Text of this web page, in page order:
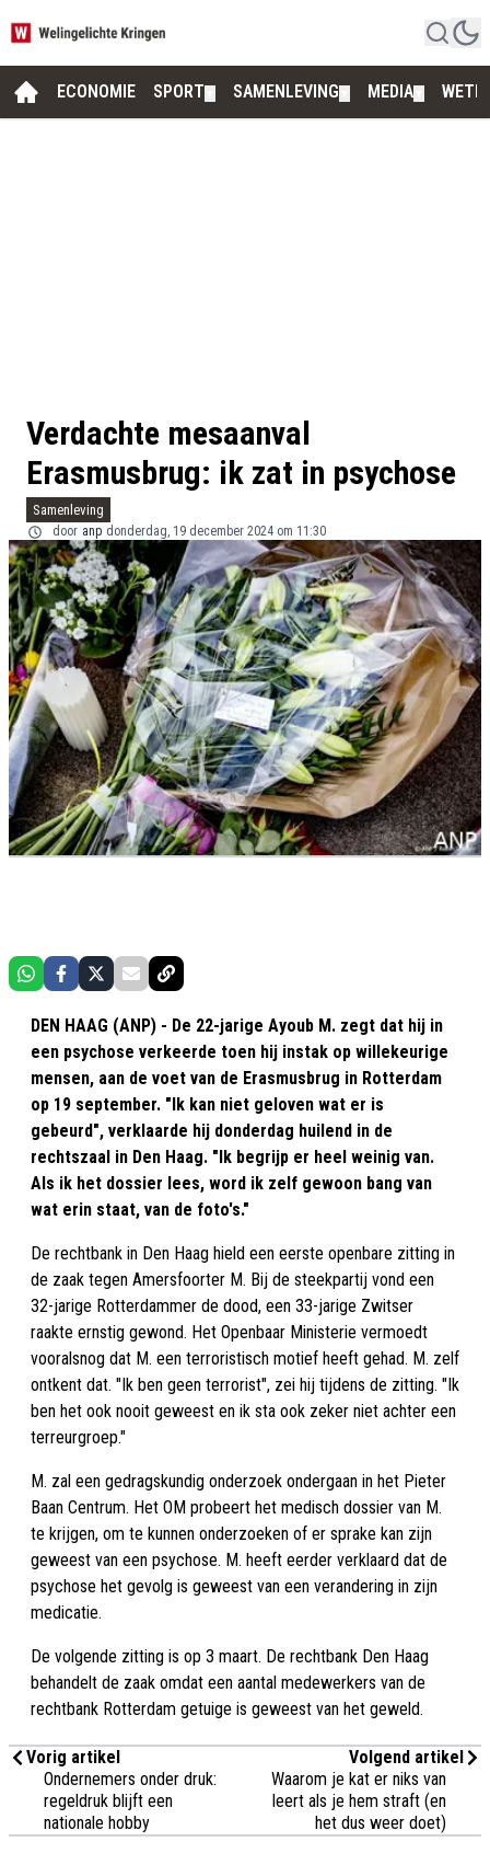
ECONOMIE SPORT SAMENLEVING MEDIA
Verdachte mesaanval
Erasmusbrug: ik zat in psychose
Samenleving
door anp donderdag, 19 december 2024 om 11:30
DEN HAAG (ANP) - De 22-jarige Ayoub M. zegt dat hij in
een psychose verkeerde toen hij instak op willekeurige
mensen, aan de voet van de Erasmusbrug in Rotterdam
op 19 september. "Ik kan niet geloven wat er is
gebeurd", verklaarde hij donderdag huilend in de
rechtszaal in Den Haag. "Ik begrijp er heel weinig van.
Als ik het dossier lees, word ik zelf gewoon bang van
wat erin staat, van de foto's."
De rechtbank in Den Haag hield een eerste openbare zitting in
de zaak tegen Amersfoorter M. Bij de steekpartij vond een
32-jarige Rotterdammer de dood, een 33-jarige Zwitser
raakte ernstig gewond. Het Openbaar Ministerie vermoedt
vooralsnog dat M. een terroristisch motief heeft gehad. M. zelf
ontkent dat. "Ik ben geen terrorist", zei hij tijdens de zitting. "Ik
ben het ook nooit geweest en ik sta ook zeker niet achter een
terreurgroep."
M. zal een gedragskundig onderzoek ondergaan in het Pieter
Baan Centrum. Het OM probeert het medisch dossier van M.
te krijgen, om te kunnen onderzoeken of er sprake kan zijn
geweest van een psychose. M. heeft eerder verklaard dat de
psychose het gevolg is geweest van een verandering in zijn
medicatie.
De volgende zitting is op 3 maart. De rechtbank Den Haag
behandelt de zaak omdat een aantal medewerkers van de
rechtbank Rotterdam getuige is geweest van het geweld.
Vorig artikel
Ondernemers onder druk:
regeldruk blijft een
nationale hobby
Volgend artikel
Waarom je kat er niks van
leert als je hem straft (en
het dus weer doet)